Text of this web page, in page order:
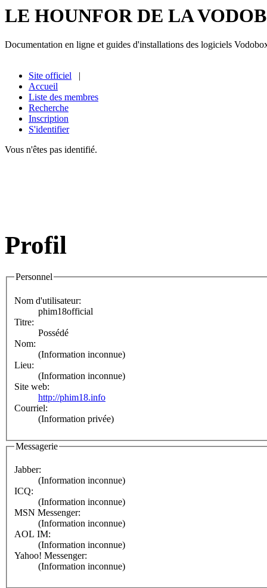
LE HOUNFOR DE LA
Documentation en ligne et guides d'installations des logiciels
Site officiel |
Accueil
Liste des membres
Recherche
Inscription
S'identifier
Vous n'êtes pas identifié.
Profil
Personnel
Nom d'utilisateur:
phim18official
Titre:
Possédé
Nom:
(Information inconnue)
Lieu:
(Information inconnue)
Site web:
http://phim18.info
Courriel:
(Information privée)
Messagerie
Jabber:
(Information inconnue)
ICQ:
(Information inconnue)
MSN Messenger:
(Information inconnue)
AOL IM:
(Information inconnue)
Yahoo! Messenger:
(Information inconnue)